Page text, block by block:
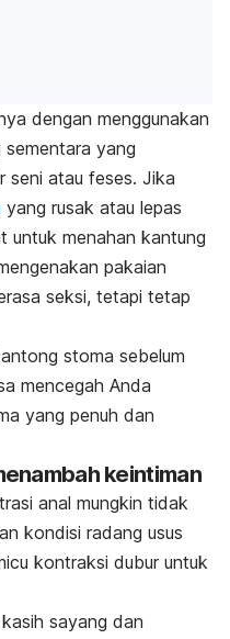
dengan menggunakan
yang
seni atau feses. Jika
yang rusak atau lepas
untuk menahan kantung
pakaian
seksi, tetapi tetap
stoma sebelum
mencegah Anda
yang penuh dan
keintiman
anal mungkin tidak
kondisi radang usus
kontraksi dubur untuk
sayang dan